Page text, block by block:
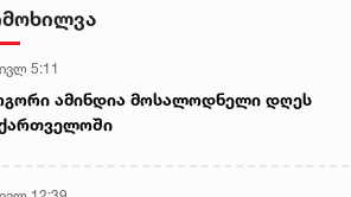
რომ შს მინისტრი
არ გავათავისუფლე" -
5:11
ამინდია მოსალოდნელი დღეს